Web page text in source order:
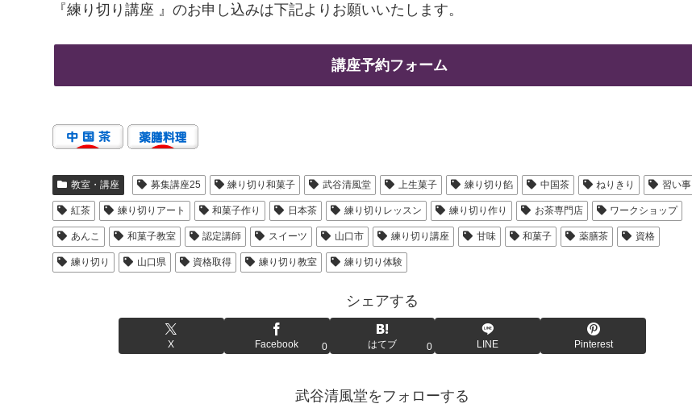
『練り切り講座 』のお申し込みは下記よりお願いいたします。
講座予約フォーム
教室・講座 募集講座25 練り切り和菓子 武谷清風堂 上生菓子 練り切り餡 中国茶 ねりきり 習い事
紅茶 練り切りアート 和菓子作り 日本茶 練り切りレッスン 練り切り作り お茶専門店 ワークショップ
あんこ 和菓子教室 認定講師 スイーツ 山口市 練り切り講座 甘味 和菓子 薬膳茶 資格
練り切り 山口県 資格取得 練り切り教室 練り切り体験
シェアする
X Facebook 0 はてブ 0 LINE Pinterest
武谷清風堂をフォローする